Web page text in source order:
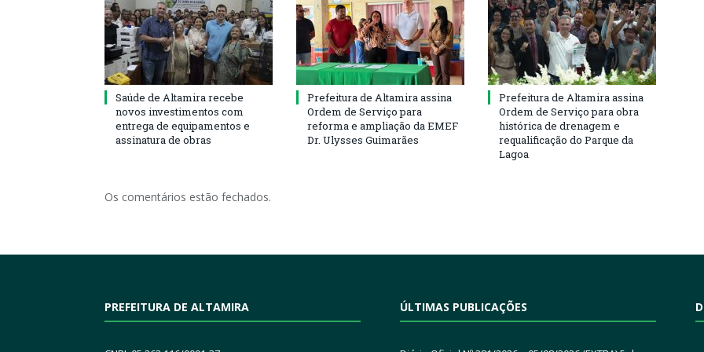
Saúde de Altamira recebe
novos investimentos com
entrega de equipamentos e
assinatura de obras
Prefeitura de Altamira assina
Ordem de Serviço para
reforma e ampliação da EMEF
Dr. Ulysses Guimarães
Prefeitura de Altamira assina
Ordem de Serviço para obra
histórica de drenagem e
requalificação do Parque da
Lagoa
Os comentários estão fechados.
PREFEITURA DE ALTAMIRA ÚLTIMAS PUBLICAÇÕES